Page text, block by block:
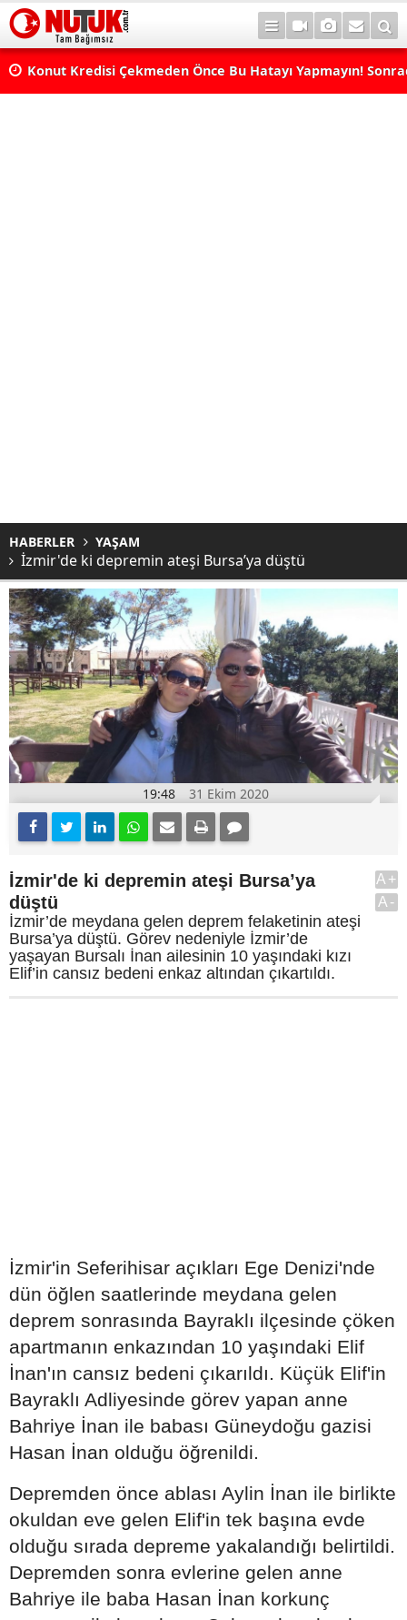
Konut Kredisi Çekmeden Önce Bu Hatayı Yapmayın!
HABERLER YAŞAM
İzmir'de ki depremin ateşi Bursa’ya düştü
19:48 31 Ekim 2020
İzmir'de ki depremin ateşi Bursa’ya
düştü
İzmir’de meydana gelen deprem felaketinin ateşi
Bursa’ya düştü. Görev nedeniyle İzmir’de
yaşayan Bursalı İnan ailesinin 10 yaşındaki kızı
Elif’in cansız bedeni enkaz altından çıkartıldı.
A+
A-
İzmir'in Seferihisar açıkları Ege Denizi'nde
dün öğlen saatlerinde meydana gelen
deprem sonrasında Bayraklı ilçesinde çöken
apartmanın enkazından 10 yaşındaki Elif
İnan'ın cansız bedeni çıkarıldı. Küçük Elif'in
Bayraklı Adliyesinde görev yapan anne
Bahriye İnan ile babası Güneydoğu gazisi
Hasan İnan olduğu öğrenildi.
Depremden önce ablası Aylin İnan ile birlikte
okuldan eve gelen Elif'in tek başına evde
olduğu sırada depreme yakalandığı belirtildi.
Depremden sonra evlerine gelen anne
Bahriye ile baba Hasan İnan korkunç